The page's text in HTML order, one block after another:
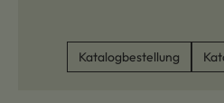
Katalogbestellung